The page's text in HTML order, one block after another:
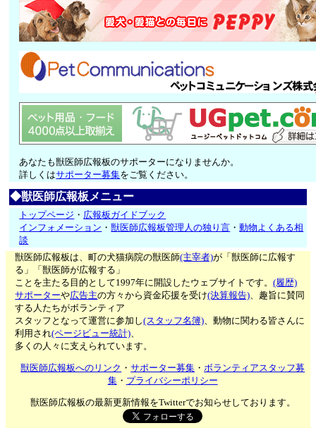
あなたも獣医師広報板のサポーターになりませんか。
詳しくはサポーター募集をご覧ください。
◆獣医師広報板メニュー
トップページ ・ 広報板ガイドブック
インフォメーション ・獣医師広報板管理人の独り言 ・動物よくある相
談
獣医師広報板は、町の犬猫病院の獣医師(主宰者)が「獣医師に広報す
る」「獣医師が広報する」
ことを主たる目的として1997年に開設したウェブサイトです。(履歴)
サポーターや広告主の方々から資金応援を受け(決算報告)、趣旨に賛同
する人たちがボランティア
スタッフとなって運営に参加し(スタッフ名簿)、動物に関わる皆さんに
利用され(ページビュー統計)、
多くの人々に支えられています。
獣医師広報板へのリンク ・サポーター募集 ・ボランティアスタッフ募
集・ プライバシーポリシー
獣医師広報板の最新更新情報をTwitterでお知らせしております。